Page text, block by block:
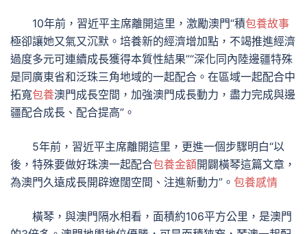
10年前，習近平主席離開這里，激勵澳門“積包養故事
極卻讓她又氣又沉默。培養新的經濟增加點，不竭推進經濟
過度多元可連續成長獲得本質性結果”“深化同內陸邊疆特殊
是同廣東省和泛珠三角地域的一起配合。在區域一起配合中
拓寬包養澳門成長空間，加強澳門成長動力，盡力完成與邊
疆配合成長、配合提高”。
5年前，習近平主席離開這里，更進一個步驟明白“以
後，特殊要做好珠澳一起配合包養金額開闢橫琴這篇文章，
為澳門久遠成長開辟遼闊空間、注進新動力”。 包養感情
橫琴，與澳門隔水相看，面積約106平方公里，是澳門